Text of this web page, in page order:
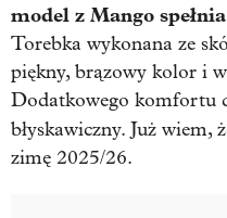
model z Mango
Torebka wykonana ze
piękny, brązowy kolor i
Dodatkowego komfortu
błyskawiczny. Już wiem,
zimę 2025/26.